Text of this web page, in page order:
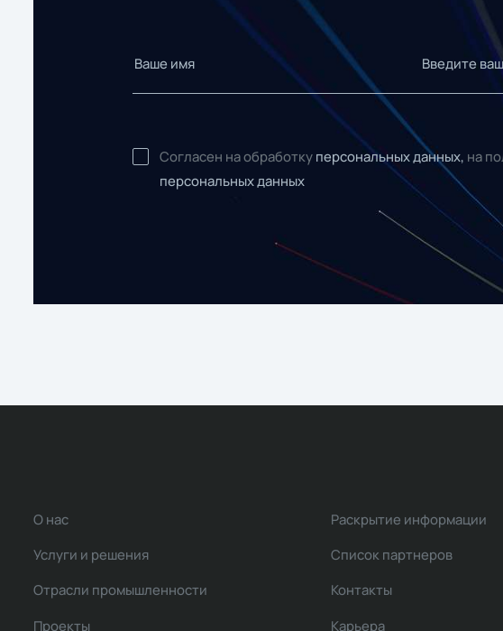
Согласен на обработку персональных данных, на
персональных данных
О нас
Услуги и решения
Отрасли промышленности
Проекты
Раскрытие информации
Список партнеров
Контакты
Карьера